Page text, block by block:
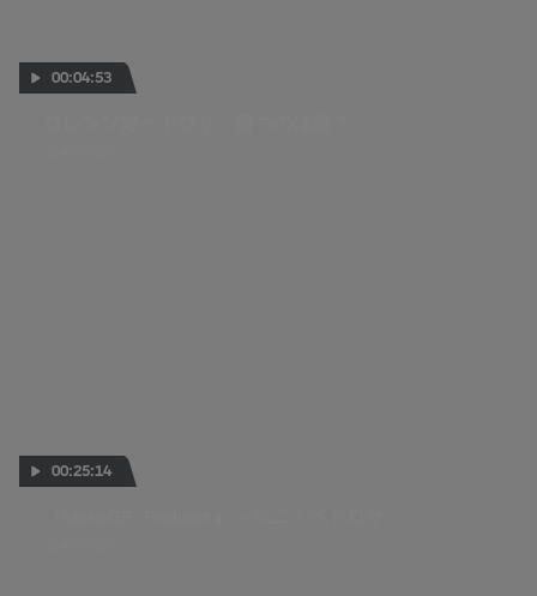
00:04:53
00:25:14